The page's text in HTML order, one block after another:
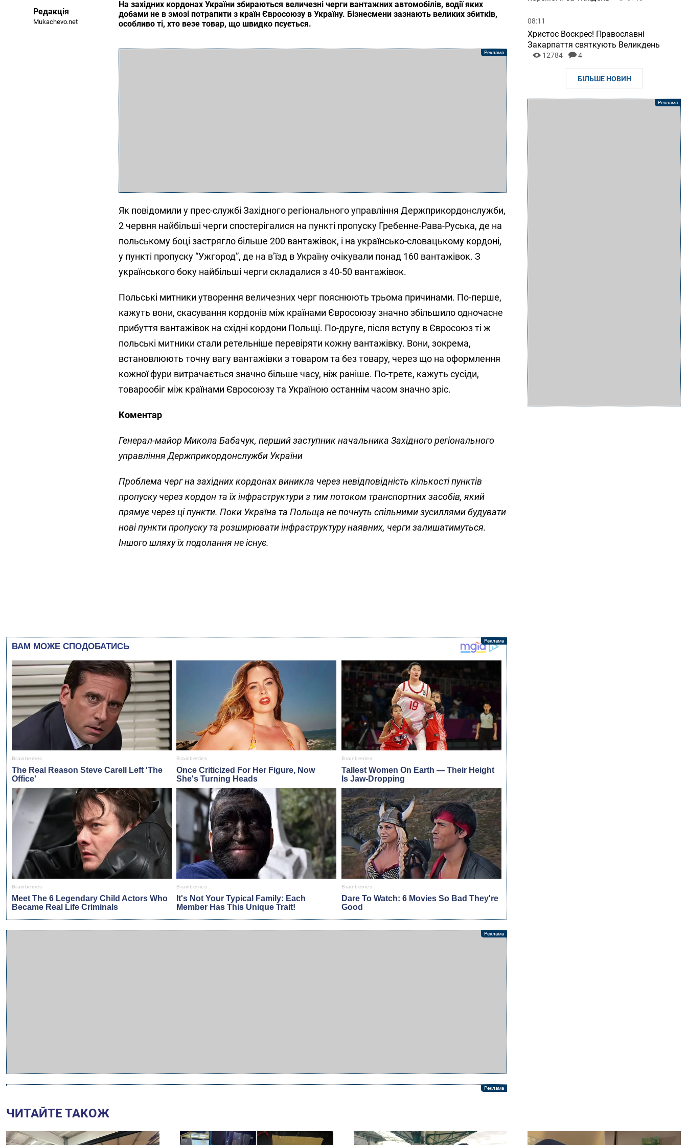
Редакція
Mukachevo.net
На західних кордонах України збираються величезні черги вантажних автомобілів, водії яких
добами не в змозі потрапити з країн Євросоюзу в Україну. Бізнесмени зазнають великих збитків,
особливо ті, хто везе товар, що швидко псується.
Як повідомили у прес-службі Західного регіонального управління Держприкордонслужби,
2 червня найбільші черги спостерігалися на пункті пропуску Гребенне-Рава-Руська, де на
польському боці застрягло більше 200 вантажівок, і на українсько-словацькому кордоні,
у пункті пропуску “Ужгород”, де на в’їзд в Україну очікували понад 160 вантажівок. З
українського боку найбільші черги складалися з 40-50 вантажівок.
Польські митники утворення величезних черг пояснюють трьома причинами. По-перше,
кажуть вони, скасування кордонів між країнами Євросоюзу значно збільшило одночасне
прибуття вантажівок на східні кордони Польщі. По-друге, після вступу в Євросоюз ті ж
польські митники стали ретельніше перевіряти кожну вантажівку. Вони, зокрема,
встановлюють точну вагу вантажівки з товаром та без товару, через що на оформлення
кожної фури витрачається значно більше часу, ніж раніше. По-третє, кажуть сусіди,
товарообіг між країнами Євросоюзу та Україною останнім часом значно зріс.
Коментар
Генерал-майор Микола Бабачук, перший заступник начальника Західного регіонального
управління Держприкордонслужби України
Проблема черг на західних кордонах виникла через невідповідність кількості пунктів
пропуску через кордон та їх інфраструктури з тим потоком транспортних засобів, який
прямує через ці пункти. Поки Україна та Польща не почнуть спільними зусиллями будувати
нові пункти пропуску та розширювати інфраструктуру наявних, черги залишатимуться.
Іншого шляху їх подолання не існує.
08:11
Христос Воскрес! Православні
Закарпаття святкують Великдень
12784 4
БІЛЬШЕ НОВИН
ЧИТАЙТЕ ТАКОЖ